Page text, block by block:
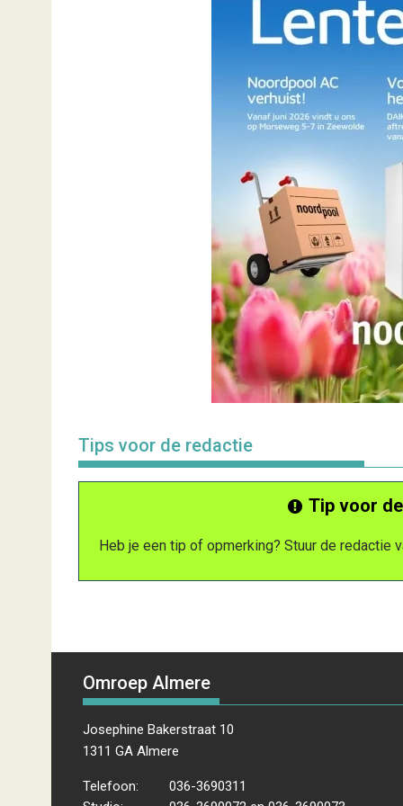
Tips voor de redactie
Tip voor
Heb je een tip of opmerking? Stuur de redactie
Omroep Almere
Josephine Bakerstraat 10
1311 GA Almere
Telefoon:
036-3690311